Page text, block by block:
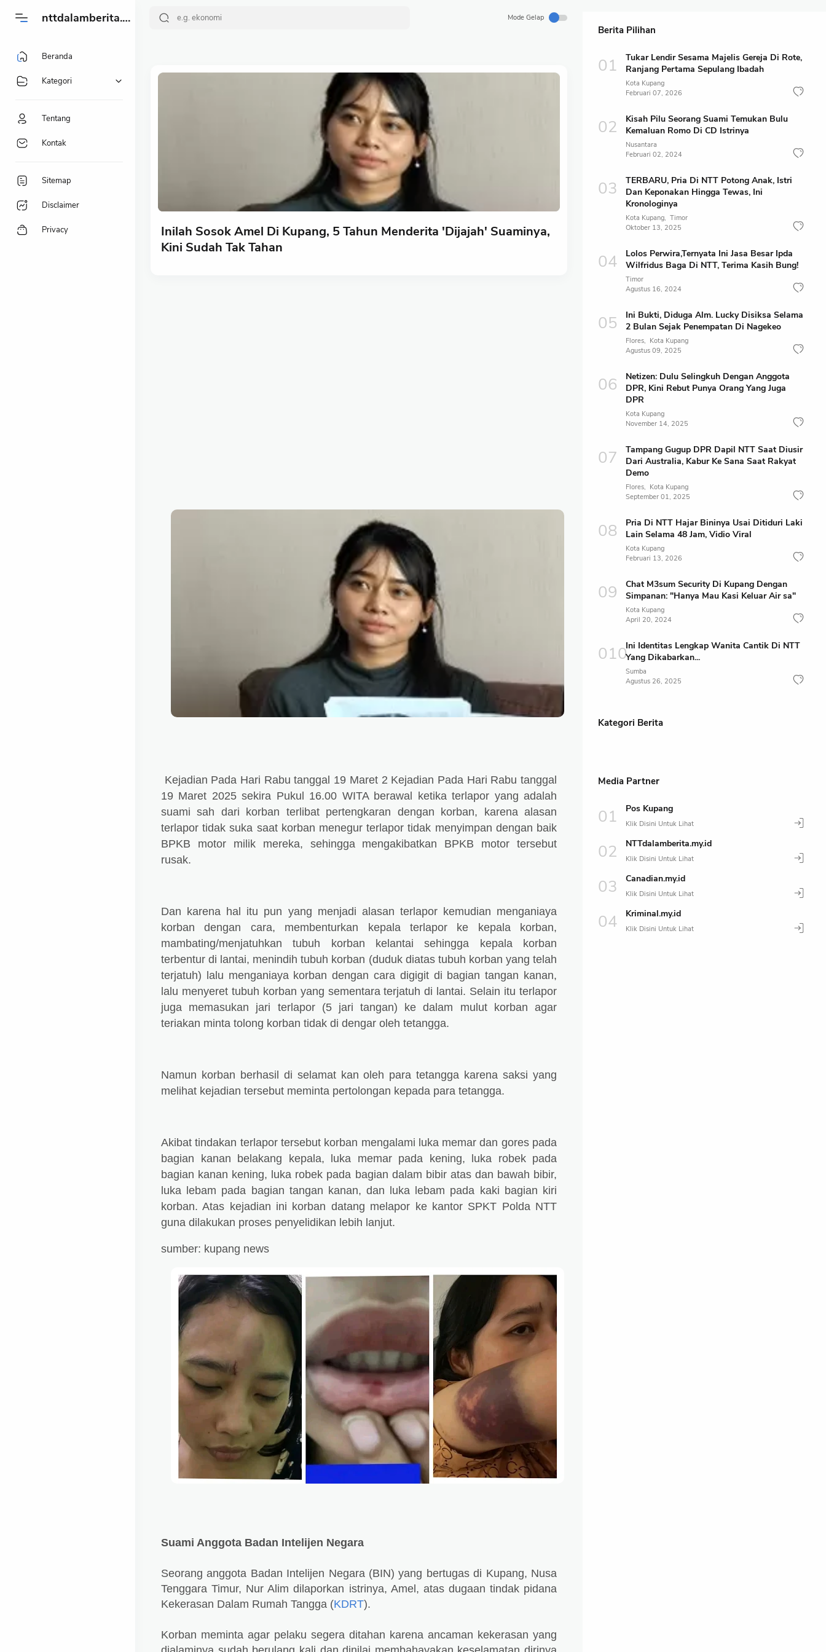
nttdalamberita.my.id Mode Gelap
Inilah Sosok Amel Di Kupang, 5 Tahun Menderita 'Dijajah' Suaminya,
Kini Sudah Tak Tahan
Kejadian Pada Hari Rabu tanggal 19 Maret 2 Kejadian Pada Hari Rabu tanggal
19 Maret 2025 sekira Pukul 16.00 WITA berawal ketika terlapor yang adalah
suami sah dari korban terlibat pertengkaran dengan korban, karena alasan
terlapor tidak suka saat korban menegur terlapor tidak menyimpan dengan baik
BPKB motor milik mereka, sehingga mengakibatkan BPKB motor tersebut
rusak.
Dan karena hal itu pun yang menjadi alasan terlapor kemudian menganiaya
korban dengan cara, membenturkan kepala terlapor ke kepala korban,
mambating/menjatuhkan tubuh korban kelantai sehingga kepala korban
terbentur di lantai, menindih tubuh korban (duduk diatas tubuh korban yang telah
terjatuh) lalu menganiaya korban dengan cara digigit di bagian tangan kanan,
lalu menyeret tubuh korban yang sementara terjatuh di lantai. Selain itu terlapor
juga memasukan jari terlapor (5 jari tangan) ke dalam mulut korban agar
teriakan minta tolong korban tidak di dengar oleh tetangga.
Namun korban berhasil di selamat kan oleh para tetangga karena saksi yang
melihat kejadian tersebut meminta pertolongan kepada para tetangga.
Akibat tindakan terlapor tersebut korban mengalami luka memar dan gores pada
bagian kanan belakang kepala, luka memar pada kening, luka robek pada
bagian kanan kening, luka robek pada bagian dalam bibir atas dan bawah bibir,
luka lebam pada bagian tangan kanan, dan luka lebam pada kaki bagian kiri
korban. Atas kejadian ini korban datang melapor ke kantor SPKT Polda NTT
guna dilakukan proses penyelidikan lebih lanjut.
sumber: kupang news
Suami Anggota Badan Intelijen Negara
Seorang anggota Badan Intelijen Negara (BIN) yang bertugas di Kupang, Nusa
Tenggara Timur, Nur Alim dilaporkan istrinya, Amel, atas dugaan tindak pidana
Kekerasan Dalam Rumah Tangga (KDRT).
Korban meminta agar pelaku segera ditahan karena ancaman kekerasan yang
Berita Pilihan
Tukar Lendir Sesama Majelis Gereja Di Rote,
Ranjang Pertama Sepulang Ibadah
Kota Kupang
Februari 07, 2026
Kisah Pilu Seorang Suami Temukan Bulu
Kemaluan Romo Di CD Istrinya
Nusantara
Februari 02, 2024
TERBARU, Pria Di NTT Potong Anak, Istri
Dan Keponakan Hingga Tewas, Ini
Kronologinya
Kota Kupang Timor
Oktober 13, 2025
Lolos Perwira,Ternyata Ini Jasa Besar Ipda
Wilfridus Baga Di NTT, Terima Kasih Bung!
Timor
Agustus 16, 2024
Ini Bukti, Diduga Alm. Lucky Disiksa Selama
2 Bulan Sejak Penempatan Di Nagekeo
Flores
Kota Kupang
Agustus 09, 2025
Netizen: Dulu Selingkuh Dengan Anggota
DPR, Kini Rebut Punya Orang Yang Juga
DPR
Kota Kupang
November 14, 2025
Tampang Gugup DPR Dapil NTT Saat Diusir
Dari Australia, Kabur Ke Sana Saat Rakyat
Demo
Flores
Kota Kupang
September 01, 2025
Pria Di NTT Hajar Bininya Usai Ditiduri Laki
Lain Selama 48 Jam, Vidio Viral
Kota Kupang
Februari 13, 2026
Chat M3sum Security Di Kupang Dengan
Simpanan: "Hanya Mau Kasi Keluar Air sa"
Kota Kupang
April 20, 2024
Ini Identitas Lengkap Wanita Cantik Di NTT
Yang Dikabarkan...
Sumba
Agustus 26, 2025
Kategori Berita
Media Partner
Pos Kupang
NTTdalamberita.my.id
Canadian.my.id
Kriminal.my.id
Beranda
Kategori
Tentang
Kontak
Sitemap
Disclaimer
Privacy